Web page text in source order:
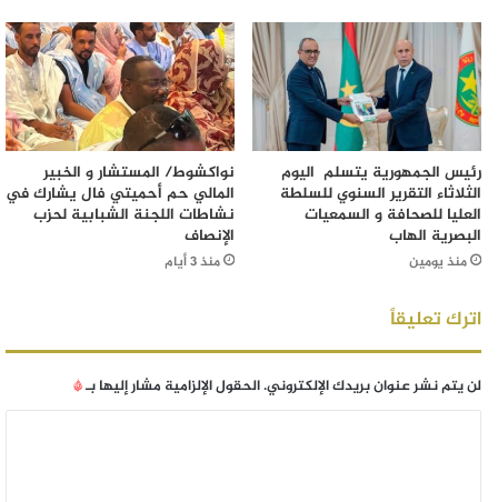
رئيس الجمهورية يتسلم اليوم
الثلاثاء التقرير السنوي للسلطة
العليا للصحافة و السمعيات
البصرية الهاب
منذ يومين
نواكشوط/ المستشار و الخبير
المالي حم أحميتي فال يشارك في
نشاطات اللجنة الشبابية لحزب
الإنصاف
منذ 3 أيام
اترك تعليقاً
لن يتم نشر عنوان بريدك الإلكتروني.الحقول الإلزامية مشار إليها بـ*